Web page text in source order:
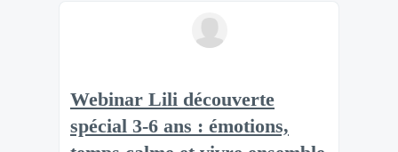
Webinar Lili découverte
spécial 3-6 ans : émotions,